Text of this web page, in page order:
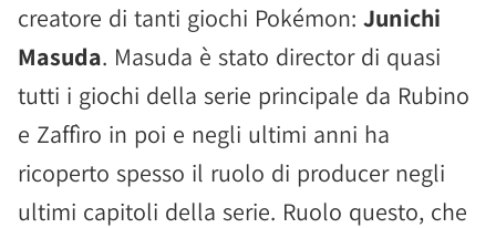
creatore di tanti giochi Pokémon: Junichi
Masuda. Masuda è stato director di quasi
tutti i giochi della serie principale da Rubino
e Zaffìro in poi e negli ultimi anni ha
ricoperto spesso il ruolo di producer negli
ultimi capitoli della serie. Ruolo questo, che